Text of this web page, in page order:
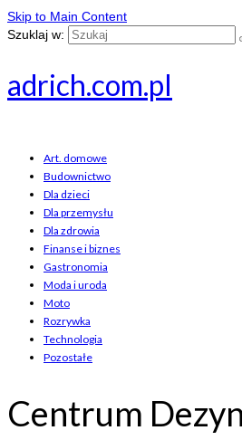
Skip to Main Content
Szuklaj w:
adrich.com.pl
Art. domowe
Budownictwo
Dla dzieci
Dla przemysłu
Dla zdrowia
Finanse i biznes
Gastronomia
Moda i uroda
Moto
Rozrywka
Technologia
Pozostałe
Centrum